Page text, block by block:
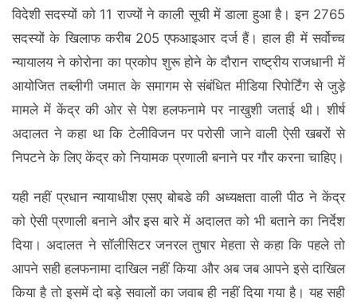
विदेशी सदस्यों को 11 राज्यों ने काली सूची में डाला हुआ है। इन 2765
सदस्यों के खिलाफ करीब 205 एफआइआर दर्ज हैं। हाल ही में सर्वोच्‍च
न्‍यायालय ने कोरोना का प्रकोप शुरू होने के दौरान राष्ट्रीय राजधानी में
आयोजित तब्‍लीगी जमात के समागम से संबंधित मीडिया रिपोर्टिंग से जुड़े
मामले में केंद्र की ओर से पेश हलफनामे पर नाखुशी जताई थी। शीर्ष
अदालत ने कहा था कि टेलीविजन पर परोसी जाने वाली ऐसी खबरों से
निपटने के लिए केंद्र को नियामक प्रणाली बनाने पर गौर करना चाहिए।
यही नहीं प्रधान न्यायाधीश एसए बोबडे की अध्यक्षता वाली पीठ ने केंद्र
को ऐसी प्रणाली बनाने और इस बारे में अदालत को भी बताने का निर्देश
दिया। अदालत ने सॉलीसिटर जनरल तुषार मेहता से कहा कि पहले तो
आपने सही हलफनामा दाखिल नहीं किया और अब जब आपने इसे दाखिल
किया है तो इसमें दो बड़े सवालों का जवाब ही नहीं दिया गया है। यह सही